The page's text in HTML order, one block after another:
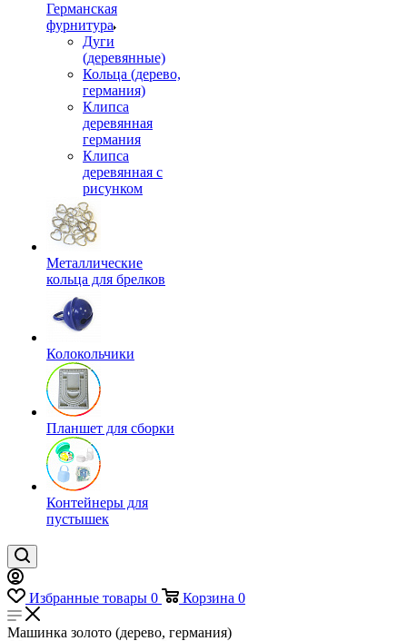
Германская
фурнитура
Дуги
(деревянные)
Кольца (дерево,
германия)
Клипса
деревянная
германия
Клипса
деревянная с
рисунком
Металлические
кольца для брелков
Колокольчики
Планшет для сборки
Контейнеры для
пустышек
Избранные товары 0 Корзина 0
Машинка золото (дерево, германия)